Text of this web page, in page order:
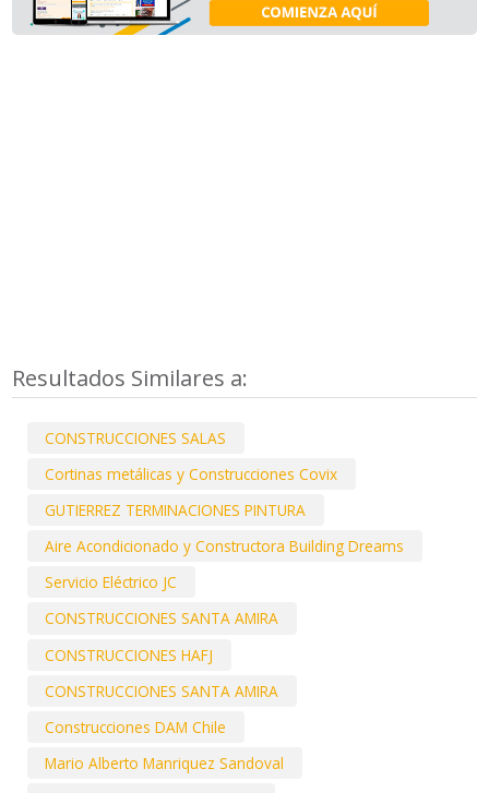
Resultados Similares a:
CONSTRUCCIONES SALAS
Cortinas metálicas y Construcciones Covix
GUTIERREZ TERMINACIONES PINTURA
Aire Acondicionado y Constructora Building Dreams
Servicio Eléctrico JC
CONSTRUCCIONES SANTA AMIRA
CONSTRUCCIONES HAFJ
CONSTRUCCIONES SANTA AMIRA
Construcciones DAM Chile
Mario Alberto Manriquez Sandoval